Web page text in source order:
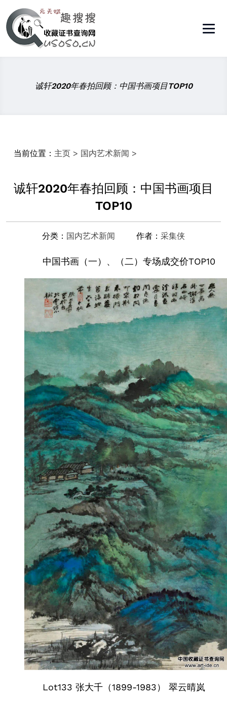
诚轩2020年春拍回顾：中国书画项目TOP10
当前位置： 主页 > 国内艺术新闻 >
诚轩2020年春拍回顾：中国书画项目
TOP10
分类： 国内艺术新闻 作者： 采集侠
中国书画（一）、（二）专场成交价TOP10
Lot133 张大千（1899-1983） 翠云晴岚